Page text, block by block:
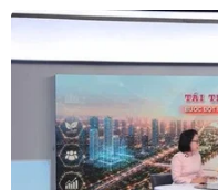
VIB ra mắt One Card,
tiến mới về thẻ tín
Doanh thu của Apple